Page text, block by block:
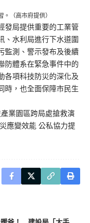
（高市府提供）
發局提供重要的工業管
、水利局進行下水道圍
監測、警示發布及後續
防體系在緊急事件中的
各項科技防災的深化及
時，也全面保障市民生
業園區跨局處搶救演
應變效能 公私協力提